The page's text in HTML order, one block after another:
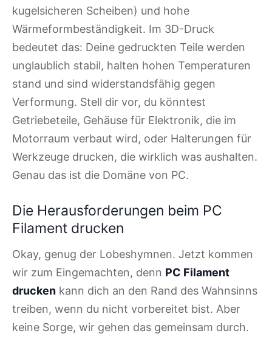
kugelsicheren Scheiben) und hohe
Wärmeformbeständigkeit. Im 3D-Druck
bedeutet das: Deine gedruckten Teile werden
unglaublich stabil, halten hohen Temperaturen
stand und sind widerstandsfähig gegen
Verformung. Stell dir vor, du könntest
Getriebeteile, Gehäuse für Elektronik, die im
Motorraum verbaut wird, oder Halterungen für
Werkzeuge drucken, die wirklich was aushalten.
Genau das ist die Domäne von PC.
Die Herausforderungen beim PC
Filament drucken
Okay, genug der Lobeshymnen. Jetzt kommen
wir zum Eingemachten, denn PC Filament
drucken kann dich an den Rand des Wahnsinns
treiben, wenn du nicht vorbereitet bist. Aber
keine Sorge, wir gehen das gemeinsam durch.